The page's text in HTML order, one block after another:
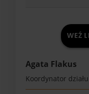
WEŹ
Agata Flakus
Koordynator